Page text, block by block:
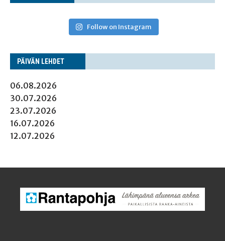
Follow on Instagram
PÄI­VÄN LEHDET
06.08.2026
30.07.2026
23.07.2026
16.07.2026
12.07.2026